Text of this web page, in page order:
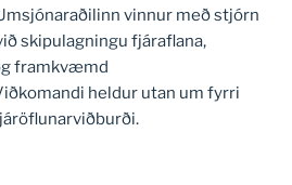
vinnur með stjórn
skipulagningu fjáraflana,
framkvæmd
heldur utan um fyrri